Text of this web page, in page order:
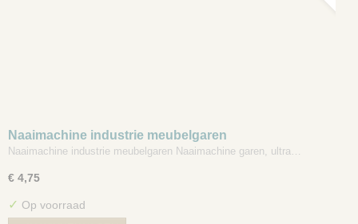
Naaimachine industrie meubelgaren
Naaimachine industrie meubelgaren Naaimachine garen, ultra…
€ 4,75
✓ Op voorraad